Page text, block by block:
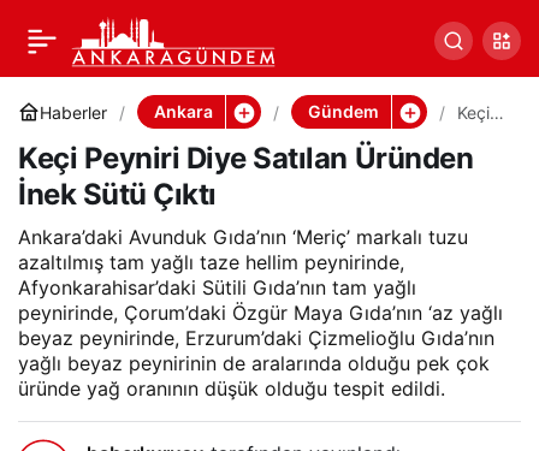
Haberler Ankara Gündem
Keçi
i Diye
Satıla
en
Keçi Peyniri Diye Satılan Üründen
İnek Sütü Çıktı
Ankara’daki Avunduk Gıda’nın ‘Meriç’ markalı tuzu
azaltılmış tam yağlı taze hellim peynirinde,
Afyonkarahisar’daki Sütili Gıda’nın tam yağlı
peynirinde, Çorum’daki Özgür Maya Gıda’nın ‘az yağlı
beyaz peynirinde, Erzurum’daki Çizmelioğlu Gıda’nın
yağlı beyaz peynirinin de aralarında olduğu pek çok
üründe yağ oranının düşük olduğu tespit edildi.
Keçi Peyniri Diye Satılan
Üründen İnek Sütü Çıktı
0 Paylaş